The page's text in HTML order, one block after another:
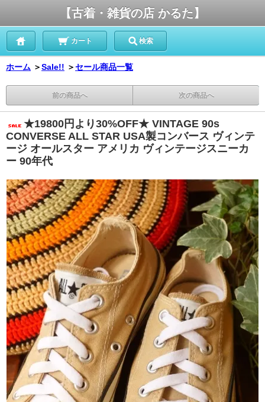
【古着・雑貨の店 かるた】
カート 検索
ホーム ＞Sale!! ＞セール商品一覧
前の商品へ 次の商品へ
★19800円より30%OFF★ VINTAGE 90s
CONVERSE ALL STAR USA製コンバース ヴィンテ
ージ オールスター アメリカ ヴィンテージスニーカ
ー 90年代